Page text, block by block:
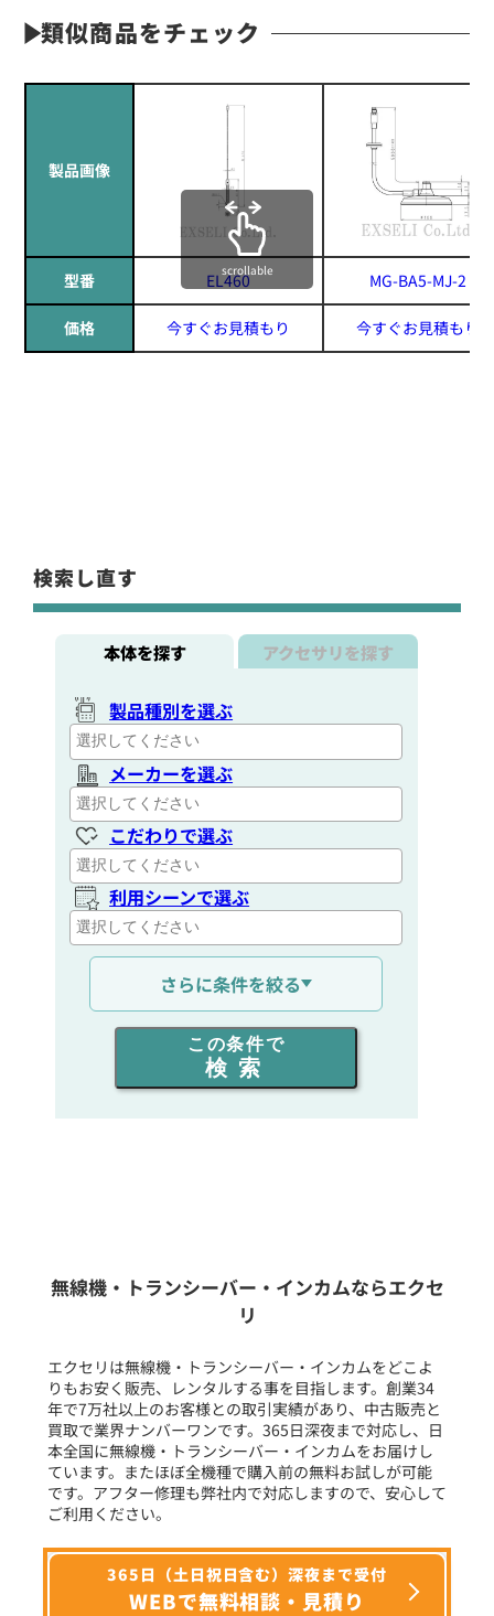
類似商品をチェック
製品画像
型番 EL460 MG-BA5-MJ-2
価格 今すぐお見積もり 今すぐお見積もり
scrollable
検索し直す
本体を探す アクセサリを探す
製品種別を選ぶ
メーカーを選ぶ
こだわりで選ぶ
利用シーンで選ぶ
通信距離を選ぶ
出力を選ぶ
同時通話人数を選ぶ
フリーワード入力(製品名等)
選択条件をリセット
さらに条件を絞る
この条件で
検索
無線機・トランシーバー・インカムならエクセ
リ
エクセリは無線機・トランシーバー・インカムをどこよ
りもお安く販売、レンタルする事を目指します。創業34
年で7万社以上のお客様との取引実績があり、中古販売と
買取で業界ナンバーワンです。365日深夜まで対応し、日
本全国に無線機・トランシーバー・インカムをお届けし
ています。またほぼ全機種で購入前の無料お試しが可能
です。アフター修理も弊社内で対応しますので、安心して
ご利用ください。
365日（土日祝日含む）深夜まで受付
WEBで無料相談・見積り